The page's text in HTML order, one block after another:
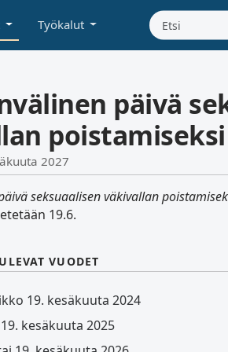
Työkalut
päivä
2027
seksuaalisen väkivallan
19.6.
VUODET
19. kesäkuuta 2024
kesäkuuta 2025